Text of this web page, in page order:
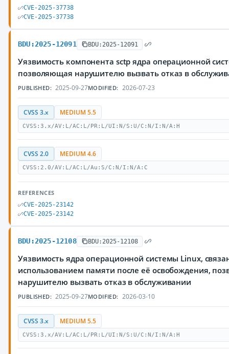
CVE-2025-37738
CVE-2025-37738
BDU:2025-12091 BDU:2025-12091
Уязвимость компонента sctp ядра операционной
позволяющая нарушителю вызвать отказ в
PUBLISHED: 2025-09-27MODIFIED: 2026-07-23
CVSS 3.x MEDIUM 5.5
CVSS:3.x/AV:L/AC:L/PR:L/UI:N/S:U/C:N/I:N/A:H
CVSS 2.0 MEDIUM 4.6
CVSS:2.0/AV:L/AC:L/Au:S/C:N/I:N/A:C
REFERENCES
CVE-2025-23142
CVE-2025-23142
BDU:2025-12108 BDU:2025-12108
Уязвимость ядра операционной системы Linux,
использованием памяти после её освобождения,
нарушителю вызвать отказ в обслуживании
PUBLISHED: 2025-09-27MODIFIED: 2026-03-10
CVSS 3.x MEDIUM 5.5
CVSS:3.x/AV:L/AC:L/PR:L/UI:N/S:U/C:N/I:N/A:H